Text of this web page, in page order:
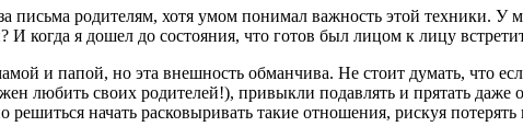
за письма родителям, хотя умом понимал важность этой техники. У
когда я дошел до состояния, что готов был лицом к лицу
и папой, но эта внешность обманчива. Не стоит думать, что
любить своих родителей!), привыкли подавлять и прятать
начать расковыривать такие отношения, рискуя